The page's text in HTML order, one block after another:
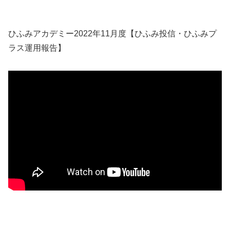
ひふみアカデミー2022年11月度【ひふみ投信・ひふみプ
ラス運用報告】